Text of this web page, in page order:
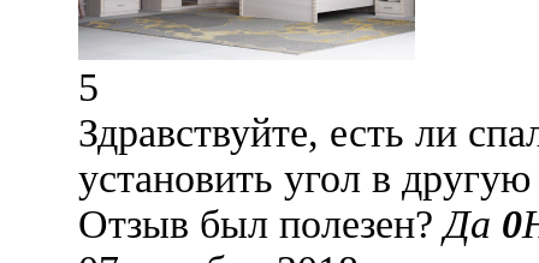
5
Здравствуйте, есть ли
установить угол в
Отзыв был полезен?Да 0